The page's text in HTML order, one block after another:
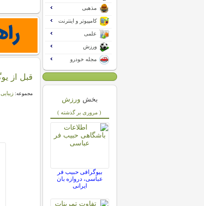
قبل از
مجموعه:
مذهبی
کامپیوتر و اینترنت
علمی
ورزش
مجله خودرو
بخش ورزش
( مروری بر گذشته )
بیوگرافی حبیب فر
عباسی، دروازه بان
ایرانی